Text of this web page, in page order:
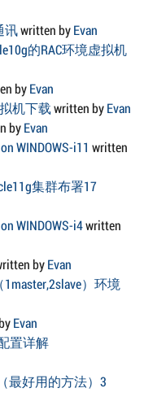
讯written byEvan
的RAC环境虚拟机
byEvan
拟机下载written byEvan
byEvan
WINDOWS-i11 written
集群布署17
WINDOWS-i4written
byEvan
）环境
Evan
置详解
最好用的方法）3